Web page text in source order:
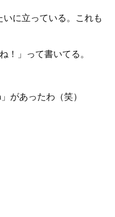
に立っている。これも
！」って書いてる。
があったわ（笑）